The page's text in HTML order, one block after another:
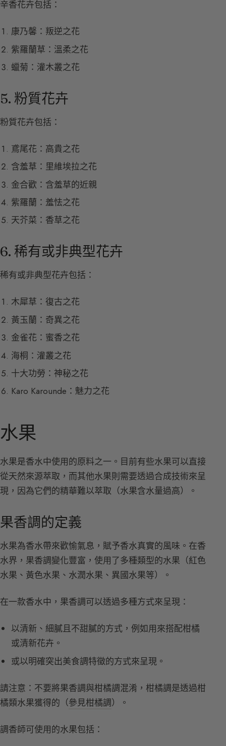
辛香花卉包括：
康乃馨：叛逆之花
紫羅蘭草：溫柔之花
蠟菊：灌木叢之花
5. 粉質花卉
粉質花卉包括：
鳶尾花：高貴之花
含羞草：里維埃拉之花
金合歡：含羞草的近親
紫羅蘭：羞怯之花
天芥菜：香草之花
6. 稀有或非典型花卉
稀有或非典型花卉包括：
木犀草：復古之花
黃玉蘭：奇異之花
金雀花：蜜香之花
海桐：灌叢之花
十大功勞：神秘之花
Karo Karounde：魅力之花
水果
水果是香水中使用的原料之一。目前有些水果可以直接
從天然來源萃取，而其他水果則需要透過合成技術來呈
現，因為它們的精華難以萃取（水果含水量過高）。
果香調的定義
水果為香水帶來歡愉氣息，賦予香水真實的風味。在香
水界，果香調變化豐富，使用了多種類型的水果（紅色
水果、黃色水果、水潤水果、異國水果等）。
在一款香水中，果香調可以透過多種方式來呈現：
以清新、細膩且不甜膩的方式，例如用來搭配柑橘
或清新花卉。
或以明確突出美食調特徵的方式來呈現。
請注意：不要將果香調與柑橘調混淆，柑橘調是透過柑
橘類水果獲得的（參見柑橘調）。
調香師可使用的水果包括：